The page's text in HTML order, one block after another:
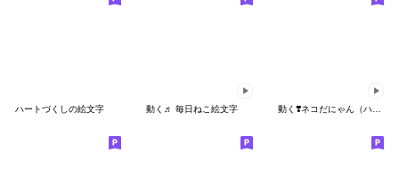
ハートづくしの絵文字 動く♬ 毎日ねこ絵文字 動く❣️ネコだにゃん（ハチワレ）